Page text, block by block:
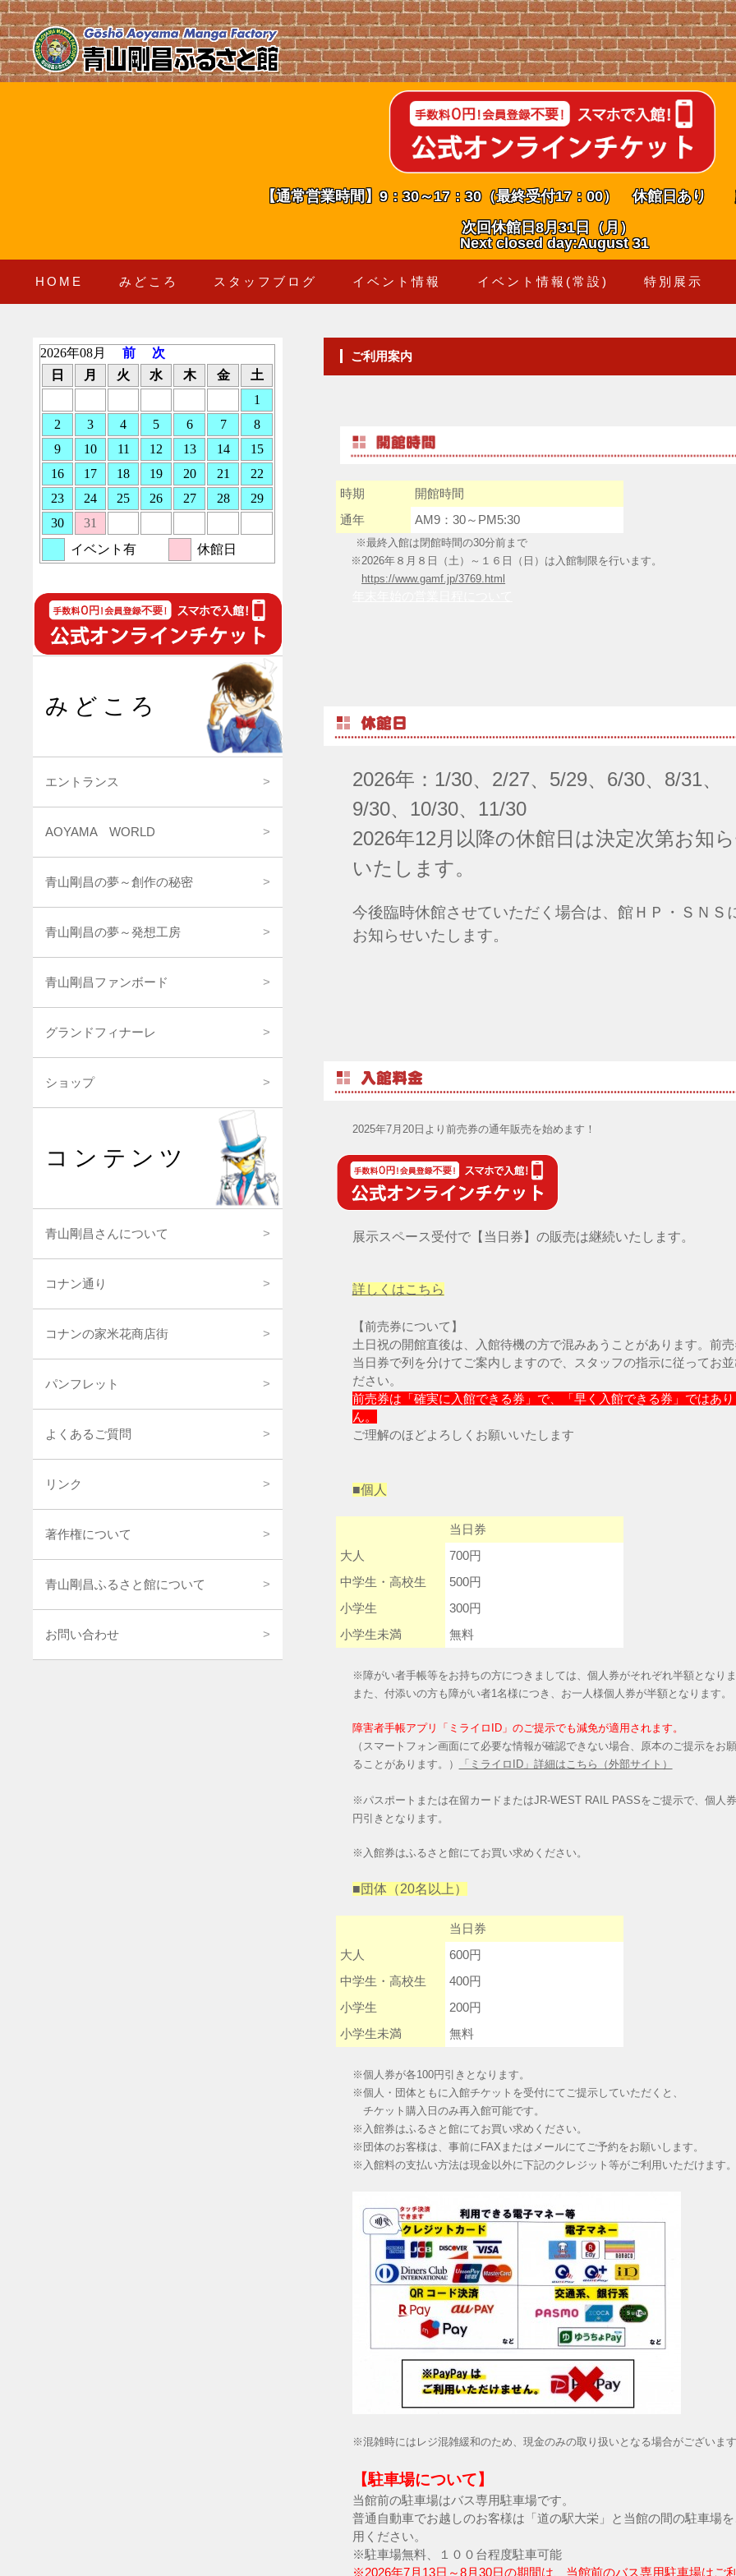
【通常営業時間】9：30～17：30（最終受付17：00） 休館日あり
次回休館日8月31日（月）
Next closed day:August 31
HOME みどころ スタッフブログ イベント情報 イベント情報(常設) 特別展示
ご利用案内
時期
開館時間
通年
AM9：30～PM5:30
※最終入館は閉館時間の30分前まで
※2026年８月８日（土）～１６日（日）は入館制限を行います。
https://www.gamf.jp/3769.html
2026年：1/30、2/27、5/29、6/30、8/31、
9/30、10/30、11/30
2026年12月以降の休館日は決定次第お知
いたします。
今後臨時休館させていただく場合は、館ＨＰ・ＳＮＳ
お知らせいたします。
2025年7月20日より前売券の通年販売を始めます！
展示スペース受付で【当日券】の販売は継続いたします。
詳しくはこちら
【前売券について】
土日祝の開館直後は、入館待機の方で混みあうことがあります。前売
当日券で列を分けてご案内しますので、スタッフの指示に従ってお並
ださい。
前売券は「確実に入館できる券」で、「早く入館できる券」ではあ
ん。
ご理解のほどよろしくお願いいたします
■個人
当日券
大人
700円
中学生・高校生
500円
小学生
300円
小学生未満
無料
※障がい者手帳等をお持ちの方につきましては、個人券がそれぞれ半額となりま
また、付添いの方も障がい者1名様につき、お一人様個人券が半額となります。
障害者手帳アプリ「ミライロID」のご提示でも減免が適用されます。
（スマートフォン画面にて必要な情報が確認できない場合、原本のご提示をお
ることがあります。）
「ミライロID」詳細はこちら（外部サイト）
※パスポートまたは在留カードまたはJR‐WEST RAIL PASSをご提示で、個人
円引きとなります。
※入館券はふるさと館にてお買い求めください。
■団体（20名以上）
当日券
大人
600円
中学生・高校生
400円
小学生
200円
小学生未満
無料
※個人券が各100円引きとなります。
※個人・団体ともに入館チケットを受付にてご提示していただくと、
チケット購入日のみ再入館可能です。
※入館券はふるさと館にてお買い求めください。
※団体のお客様は、事前にFAXまたはメールにてご予約をお願いします。
※入館料の支払い方法は現金以外に下記のクレジット等がご利用いただけます。
※混雑時にはレジ混雑緩和のため、現金のみの取り扱いとなる場合がございます
【駐車場について】
当館前の駐車場はバス専用駐車場です。
普通自動車でお越しのお客様は「道の駅大栄」と当館の間の駐車場を
用ください。
※駐車場無料、１００台程度駐車可能
※2026年7月13日～8月30日の期間は、当館前のバス専用駐車場はご
みどころ
エントランス
AOYAMA WORLD
青山剛昌の夢～創作の秘密
青山剛昌の夢～発想工房
青山剛昌ファンボード
グランドフィナーレ
ショップ
コンテンツ
青山剛昌さんについて
コナン通り
コナンの家米花商店街
パンフレット
よくあるご質問
リンク
著作権について
青山剛昌ふるさと館について
お問い合わせ